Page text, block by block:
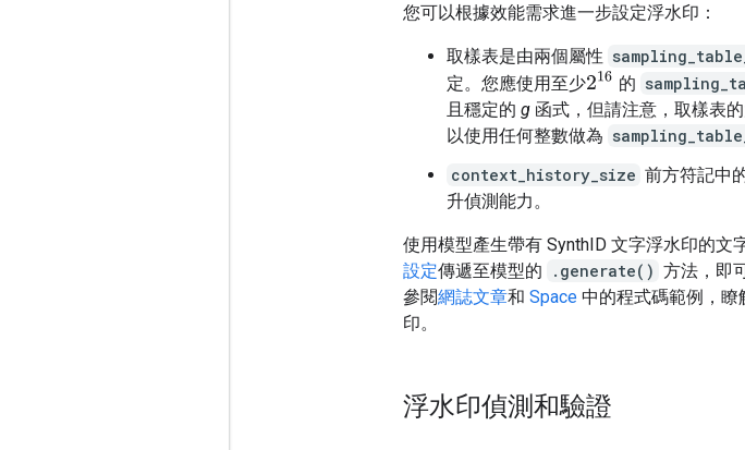
您可以根據效能需求進一步設定浮水印：
取樣表是由兩個屬性
定。您應使用至少216 的
且穩定的 g 函式，但請注意，取樣表
以使用任何整數做為
context_history_size 前方符記中
升偵測能力。
使用模型產生帶有 SynthID 文字浮水印的文
設定傳遞至模型的 .generate() 方法，即
參閱網誌文章和 Space 中的程式碼範例，瞭
印。
浮水印偵測和驗證